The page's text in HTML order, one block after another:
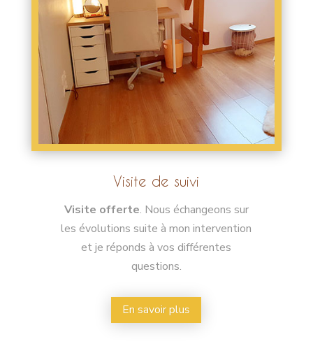
Visite de suivi
Visite offerte. Nous échangeons sur
les évolutions suite à mon intervention
et je réponds à vos différentes
questions.
En savoir plus